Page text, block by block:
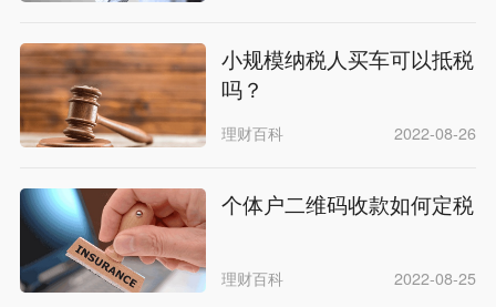
小规模纳税人买车可以抵税
吗？
理财百科 2022-08-26
个体户二维码收款如何定税
理财百科 2022-08-25